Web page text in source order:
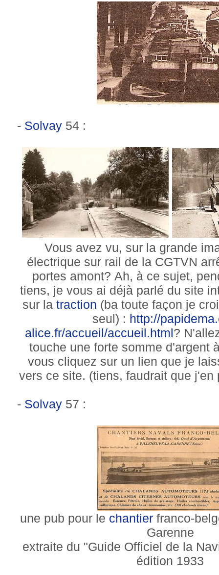
- Solvay 54 :
Vous avez vu, sur la grande
électrique sur rail de la CGTVN
portes amont? Ah, à ce sujet,
tiens, je vous ai déjà parlé du site
sur la traction (ba toute façon je
seul) : http://
alice.fr/accueil/accueil.html?
touche une forte somme d'argent
vous cliquez sur un lien que je
vers ce site. (tiens, faudrait que j'en
- Solvay 57 :
une pub pour le chantierfranco-
Garenne
extraite du "Guide Officiel de la
édition 1933